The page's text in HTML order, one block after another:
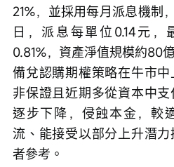
21%，並採用每月派息機制
日，派息每單位0.14元
0.81%，資產淨值規模約80
備兌認購期權策略在牛市
非保證且近期多從資本中
逐步下降，侵蝕本金，較
流、能接受以部分上升潛
者參考。